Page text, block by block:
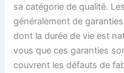
sa catégorie de qualité.
généralement de
dont la durée de vie est
vous que ces garanties
couvrent les défauts de